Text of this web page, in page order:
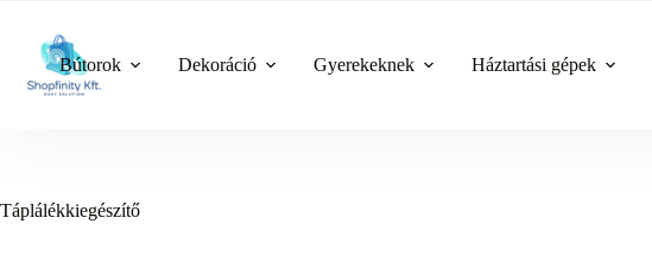
content
Bútorok Dekoráció Gyerekeknek Háztartási gépek
Táplálékkiegészítő